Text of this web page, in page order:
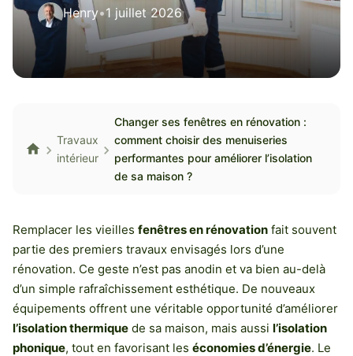
Henry•1 juillet 2026
Travaux
intérieur
Changer ses fenêtres en rénovation :
comment choisir des menuiseries
performantes pour améliorer l’isolation
de sa maison ?
Remplacer les vieilles fenêtres en rénovation fait souvent
partie des premiers travaux envisagés lors d’une
rénovation. Ce geste n’est pas anodin et va bien au-delà
d’un simple rafraîchissement esthétique. De nouveaux
équipements offrent une véritable opportunité d’améliorer
l’isolation thermique de sa maison, mais aussi l’isolation
phonique, tout en favorisant les économies d’énergie. Le